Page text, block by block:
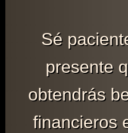
Sé
presente
obtendrás
financieros